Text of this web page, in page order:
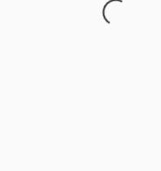
sich in einem neuen Tab